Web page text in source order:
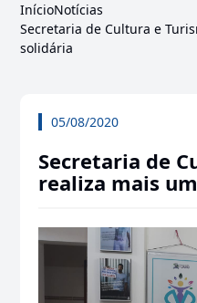
InícioNotícias
Secretaria de Cultura e
solidária
05/08/2020
Secretaria de
realiza mais